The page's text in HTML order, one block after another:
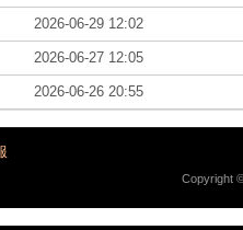
2026-06-29 12:02
2026-06-27 12:05
2026-06-26 20:55
Copyright